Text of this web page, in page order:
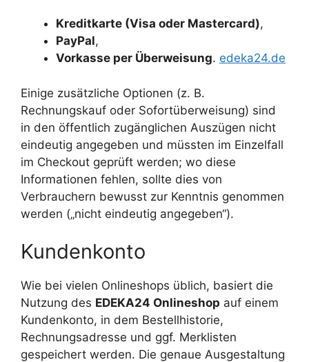
Kreditkarte (Visa oder Mastercard),
PayPal,
Vorkasse per Überweisung. edeka24.de
Einige zusätzliche Optionen (z. B.
Rechnungskauf oder Sofortüberweisung) sind
in den öffentlich zugänglichen Auszügen nicht
eindeutig angegeben und müssten im Einzelfall
im Checkout geprüft werden; wo diese
Informationen fehlen, sollte dies von
Verbrauchern bewusst zur Kenntnis genommen
werden („nicht eindeutig angegeben“).
Kundenkonto
Wie bei vielen Onlineshops üblich, basiert die
Nutzung des EDEKA24 Onlineshop auf einem
Kundenkonto, in dem Bestellhistorie,
Rechnungsadresse und ggf. Merklisten
gespeichert werden. Die genaue Ausgestaltung